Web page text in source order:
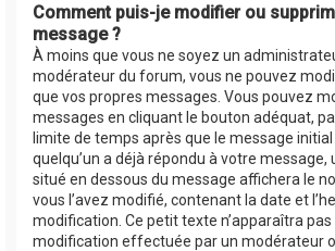
Comment puis-je modifier ou
message ?
À moins que vous ne soyez un
modérateur du forum, vous ne pouvez
que vos propres messages. Vous pouvez
messages en cliquant le bouton adéquat,
limite de temps après que le message
quelqu’un a déjà répondu à votre message,
situé en dessous du message affichera le
vous l’avez modifié, contenant la date et
modification. Ce petit texte n’apparaîtra pas
modification effectuée par un modérateur